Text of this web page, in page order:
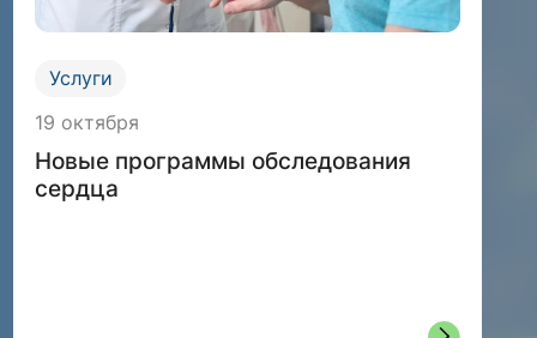
Услуги
19 октября
Новые программы обследования
сердца